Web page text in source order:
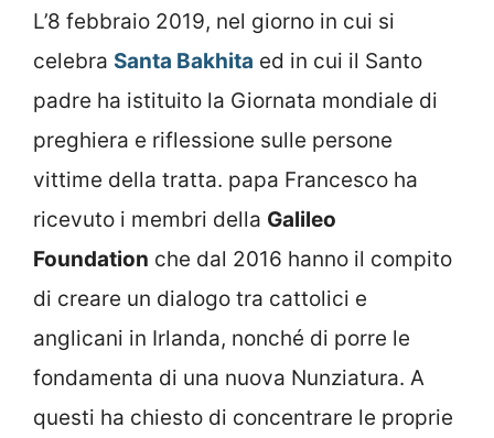
L’8 febbraio 2019, nel giorno in cui si
celebra Santa Bakhita ed in cui il Santo
padre ha istituito la Giornata mondiale di
preghiera e riflessione sulle persone
vittime della tratta. papa Francesco ha
ricevuto i membri della Galileo
Foundation che dal 2016 hanno il compito
di creare un dialogo tra cattolici e
anglicani in Irlanda, nonché di porre le
fondamenta di una nuova Nunziatura. A
questi ha chiesto di concentrare le proprie